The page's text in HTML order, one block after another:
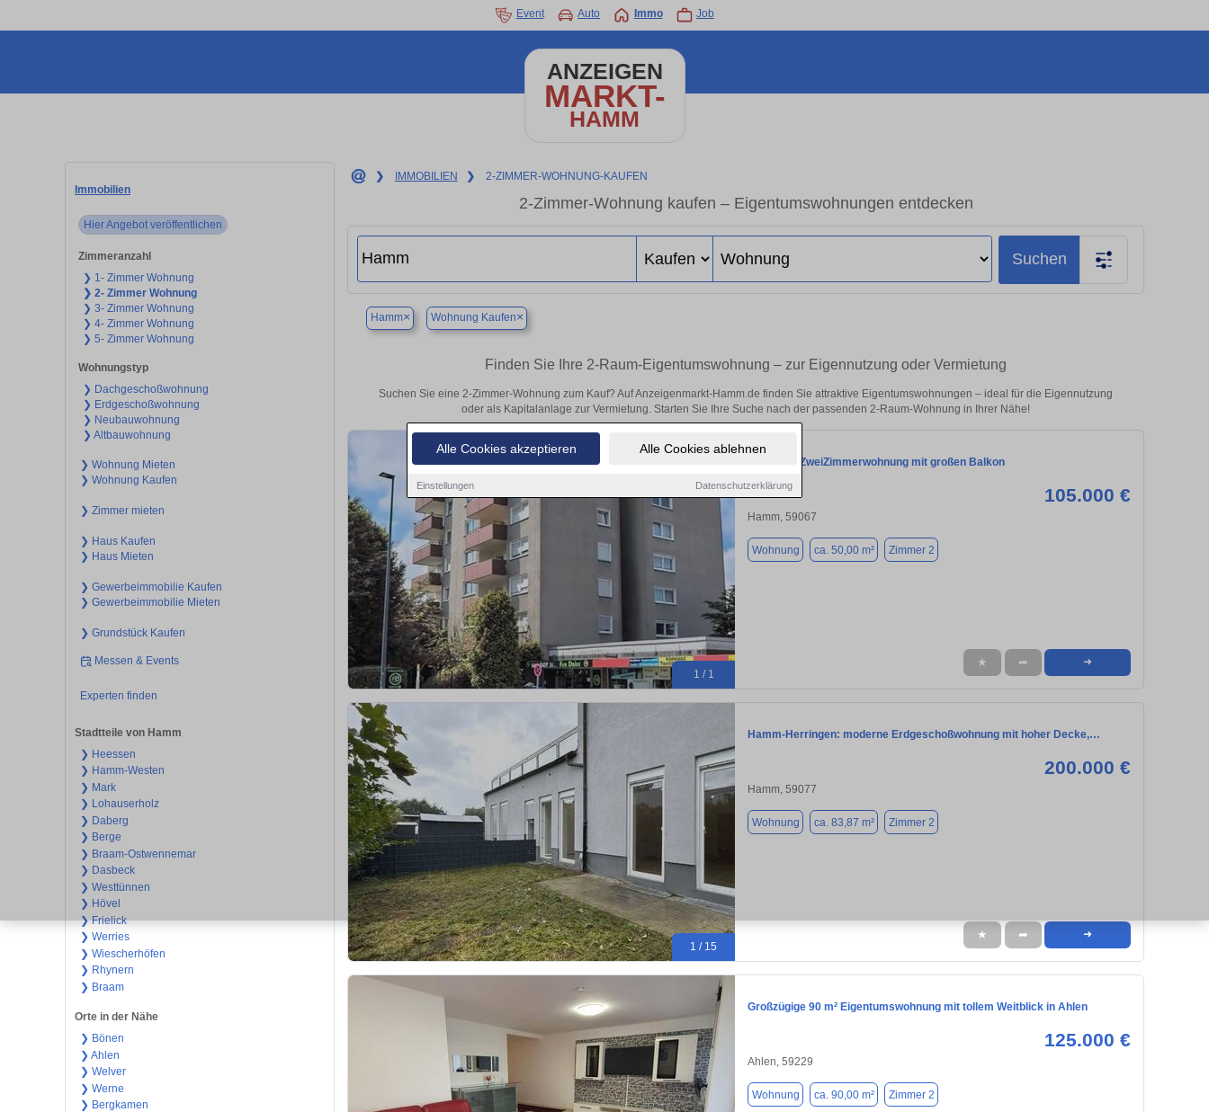
Alle Cookies akzeptieren Alle Cookies ablehnen
Einstellungen Datenschutzerklärung
Event Auto Immo Job
ANZEIGEN
MARKT-
HAMM
Immobilien
Hier Angebot veröffentlichen
Zimmeranzahl
❯ 1- Zimmer Wohnung
❯ 2- Zimmer Wohnung
❯ 3- Zimmer Wohnung
❯ 4- Zimmer Wohnung
❯ 5- Zimmer Wohnung
Wohnungstyp
❯ Dachgeschoßwohnung
❯ Erdgeschoßwohnung
❯ Neubauwohnung
❯ Altbauwohnung
❯ Wohnung Mieten
❯ Wohnung Kaufen
❯ Zimmer mieten
❯ Haus Kaufen
❯ Haus Mieten
❯ Gewerbeimmobilie Kaufen
❯ Gewerbeimmobilie Mieten
❯ Grundstück Kaufen
Messen & Events
Experten finden
Stadtteile von Hamm
❯ Heessen
❯ Hamm-Westen
❯ Mark
❯ Lohauserholz
❯ Daberg
❯ Berge
❯ Braam-Ostwennemar
❯ Dasbeck
❯ Westtünnen
❯ Hövel
❯ Frielick
❯ Werries
❯ Wiescherhöfen
❯ Rhynern
❯ Braam
Orte in der Nähe
❯ Bönen
❯ Ahlen
❯ Welver
❯ Werne
❯ Bergkamen
❯ IMMOBILIEN ❯ 2-ZIMMER-WOHNUNG-KAUFEN
2-Zimmer-Wohnung kaufen – Eigentumswohnungen entdecken
Suchen
Hamm× Wohnung Kaufen×
Finden Sie Ihre 2-Raum-Eigentumswohnung – zur Eigennutzung oder Vermietung
Suchen Sie eine 2-Zimmer-Wohnung zum Kauf? Auf Anzeigenmarkt-Hamm.de finden Sie attraktive Eigentumswohnungen – ideal für die Eigennutzung
oder als Kapitalanlage zur Vermietung. Starten Sie Ihre Suche nach der passenden 2-Raum-Wohnung in Ihrer Nähe!
1 / 1
Gepflegte ZweiZimmerwohnung mit großen Balkon
105.000 €
Hamm, 59067
Wohnung ca. 50,00 m² Zimmer 2
★ ➦ ➜
1 / 15
Hamm-Herringen: moderne Erdgeschoßwohnung mit hoher Decke,…
200.000 €
Hamm, 59077
Wohnung ca. 83,87 m² Zimmer 2
★ ➦ ➜
Großzügige 90 m² Eigentumswohnung mit tollem Weitblick in Ahlen
125.000 €
Ahlen, 59229
Wohnung ca. 90,00 m² Zimmer 2